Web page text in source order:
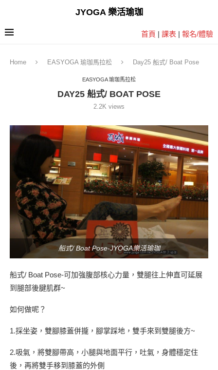
JYOGA 樂活瑜珈
首頁 | 課表 | 報名/體驗
Home EASYOGA 瑜珈馬拉松 Day25 船式/ Boat Pose
EASYOGA 瑜珈馬拉松
DAY25 船式/ BOAT POSE
2.2K views
船式/ Boat Pose-JYOGA樂活瑜珈
船式/ Boat Pose-可加強腹部核心力量，雙腿往上伸直可延展
到腿部後腱肌群~
如何做呢？
1.採坐姿，雙腳膝蓋併攏，腳掌踩地，雙手來到雙腿後方~
2.吸氣，將雙腳帶高，小腿與地面平行，吐氣，身體穩定住
後，再將雙手移到膝蓋的外側